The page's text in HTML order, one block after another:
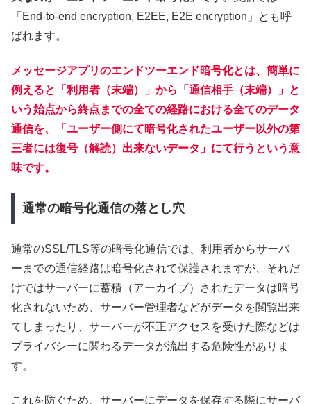
「End-to-end encryption, E2EE, E2E encryption」とも呼
ばれます。
メッセージアプリのエンドツーエンド暗号化とは、簡単に
例えると「利用者（末端）」から「通信相手（末端）」と
いう始点から終点までの全ての経路における全てのデータ
通信を、「ユーザー側にて暗号化されたユーザー以外の第
三者には復号（解読）出来ないデータ」にて行うという意
味です。
通常の暗号化通信の落とし穴
通常のSSL/TLS等の暗号化通信では、利用者からサーバ
ーまでの通信経路は暗号化されて保護されますが、それだ
けではサーバーに蓄積（アーカイブ）されたデータは暗号
化されないため、サーバー管理者などがデータを閲覧出来
てしまったり、サーバーが不正アクセスを受けた際などは
プライバシーに関わるデータが流出する危険性がありま
す。
これを防ぐため、サーバーにデータを保存する際にサーバ